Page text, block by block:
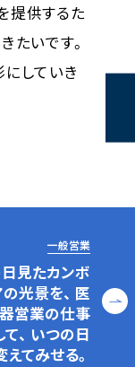
提供するた
たいです。
していき
一般営業
見たカンボ
光景を、 医
営業の仕事
、 いつの日
えてみせる。